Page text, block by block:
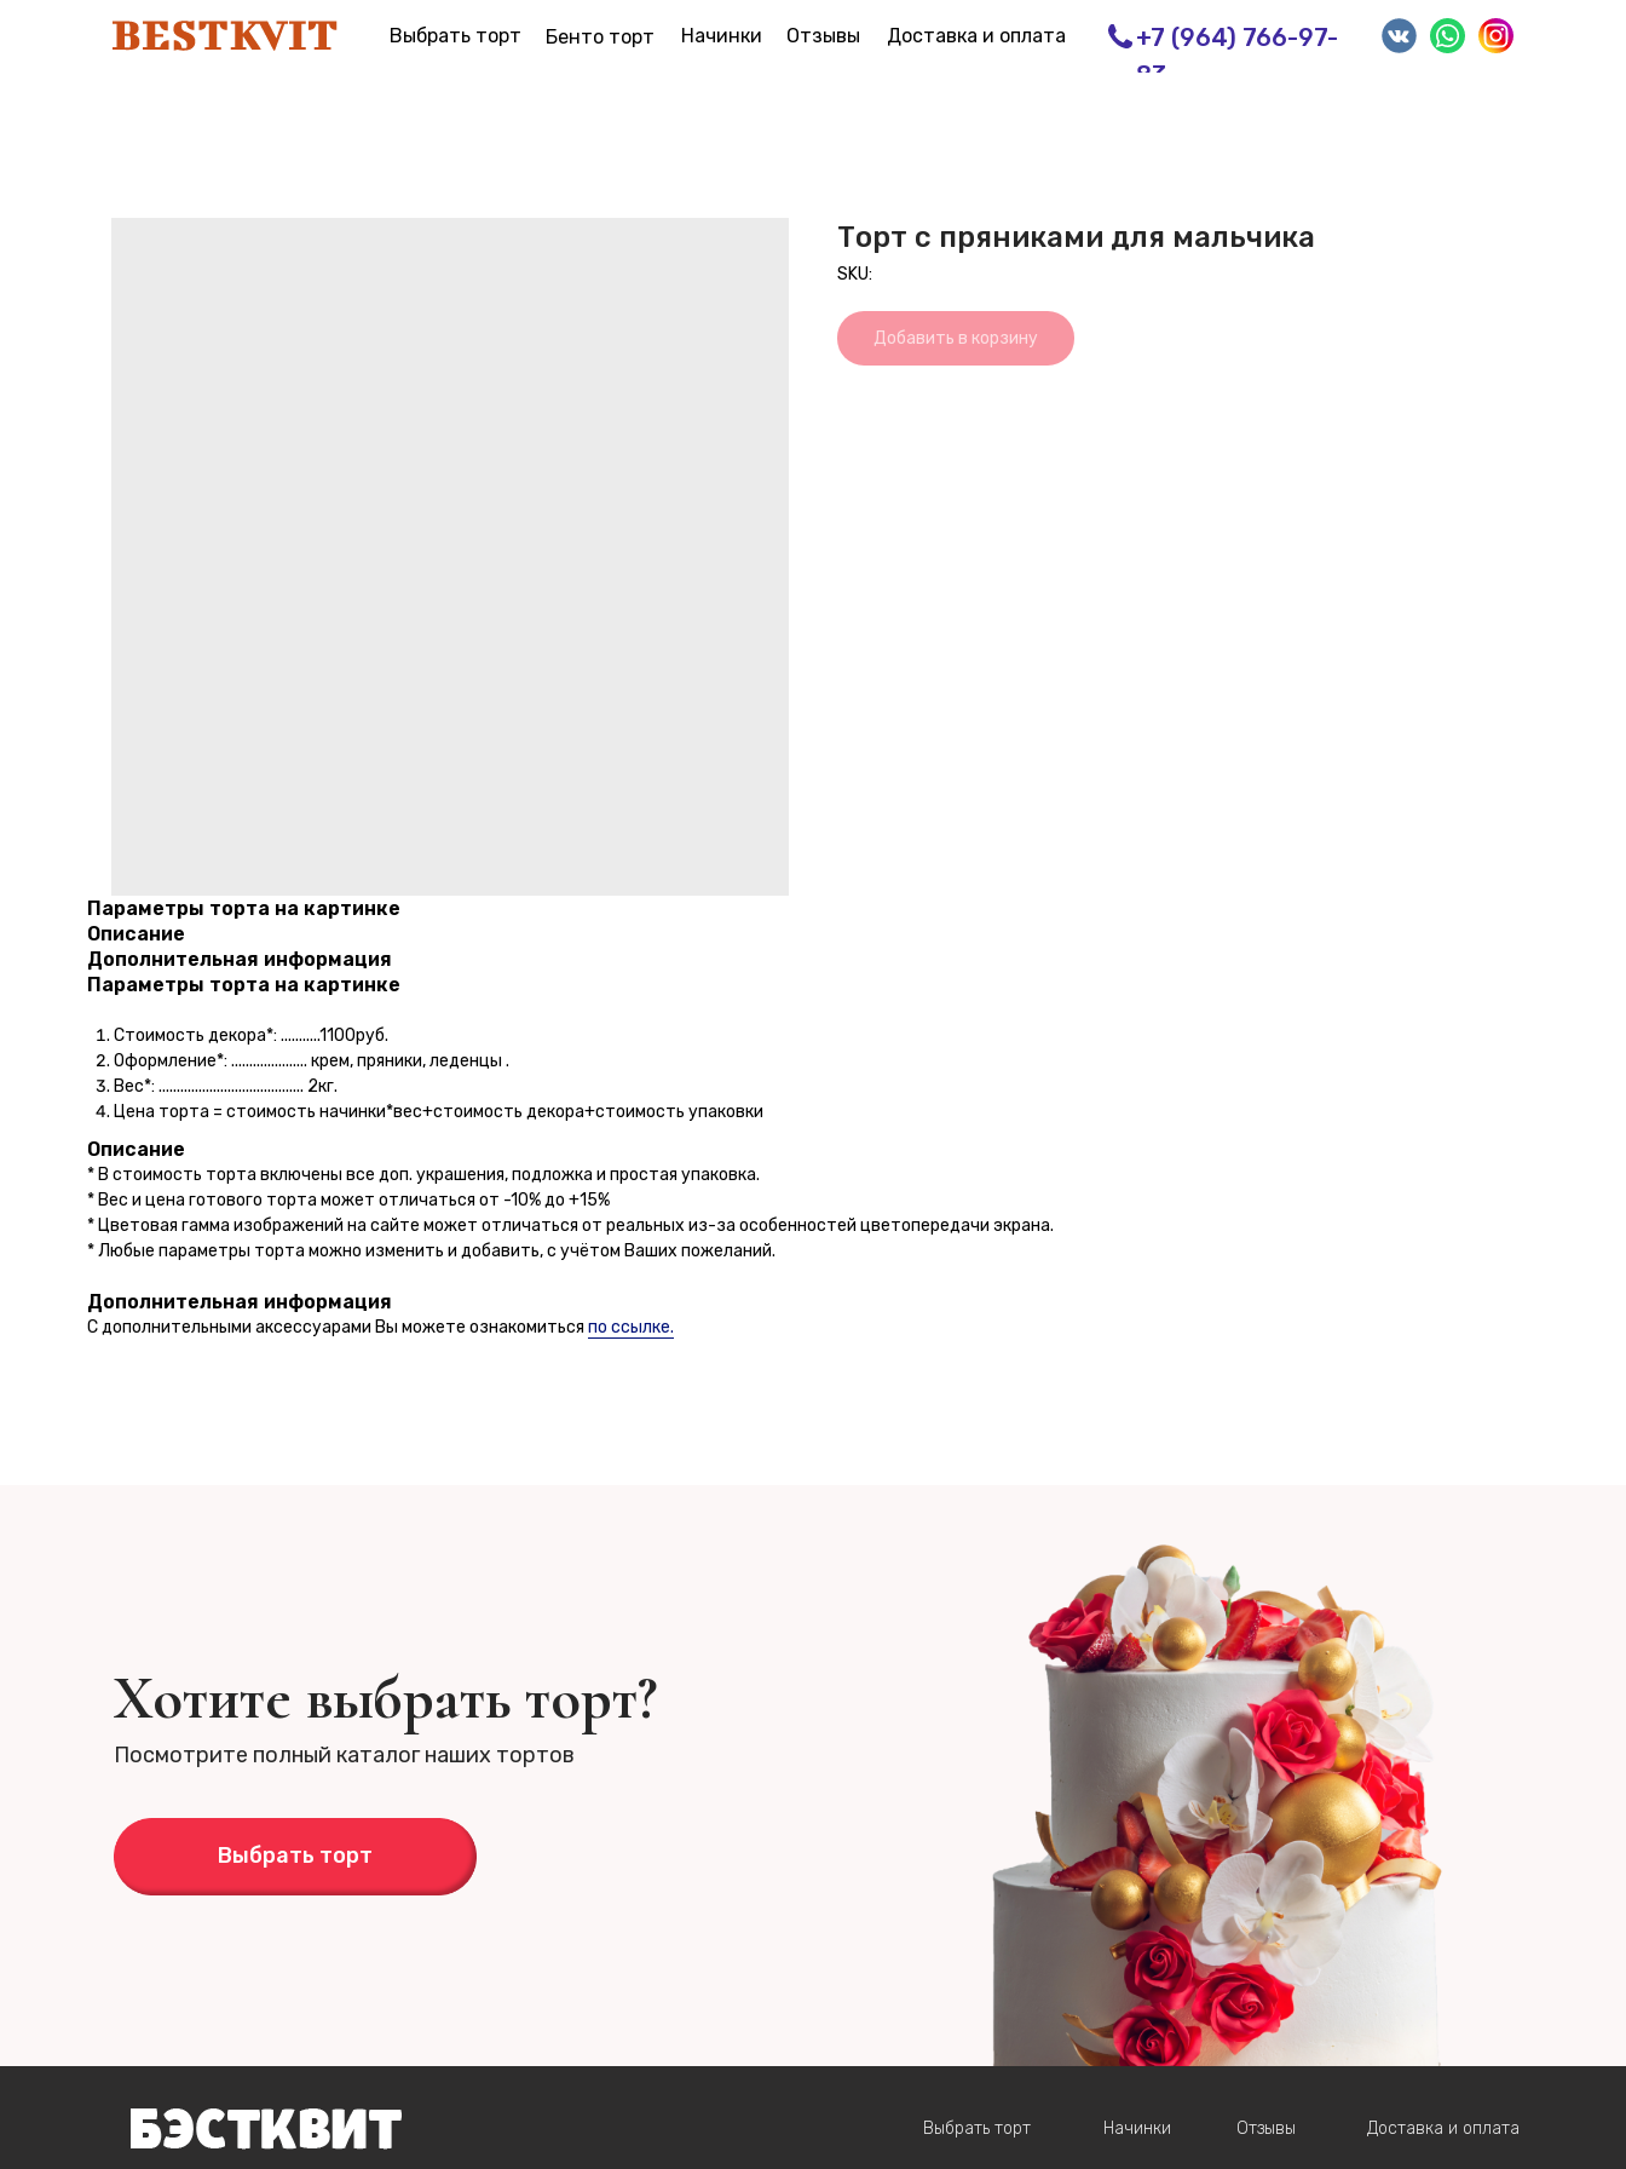
+7 (964) 766-97-
83
Выбрать торт Начинки Доставка и оплата
Отзывы
Бенто торт
Торт с пряниками для мальчика
SKU:
Добавить в корзину
Параметры торта на картинке
Описание
Дополнительная информация
Параметры торта на картинке
Стоимость декора*: ...........1100руб.
Оформление*: ..................... крем, пряники, леденцы .
Вес*: ........................................ 2кг.
Цена торта = стоимость начинки*вес+стоимость декора+стоимость упаковки
Описание
* В стоимость торта включены все доп. украшения, подложка и простая упаковка.
* Вес и цена готового торта может отличаться от -10% до +15%
* Цветовая гамма изображений на сайте может отличаться от реальных из-за особенностей цветопередачи экрана.
* Любые параметры торта можно изменить и добавить, с учётом Ваших пожеланий.
Дополнительная информация
С дополнительными аксессуарами Вы можете ознакомиться по ссылке.
Хотите выбрать торт?
Посмотрите полный каталог наших тортов
Выбрать торт
Выбрать торт Начинки Доставка и оплата
Отзывы